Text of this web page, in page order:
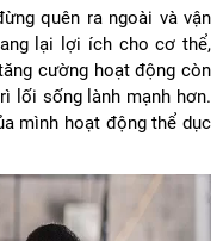
quên ra ngoài và vận
lại lợi ích cho cơ thể,
cường hoạt động còn
lối sống lành mạnh hơn.
mình hoạt động thể dục